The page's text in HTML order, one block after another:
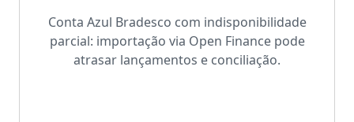
Conta Azul Bradesco com indisponibilidade
parcial: importação via Open Finance pode
atrasar lançamentos e conciliação.